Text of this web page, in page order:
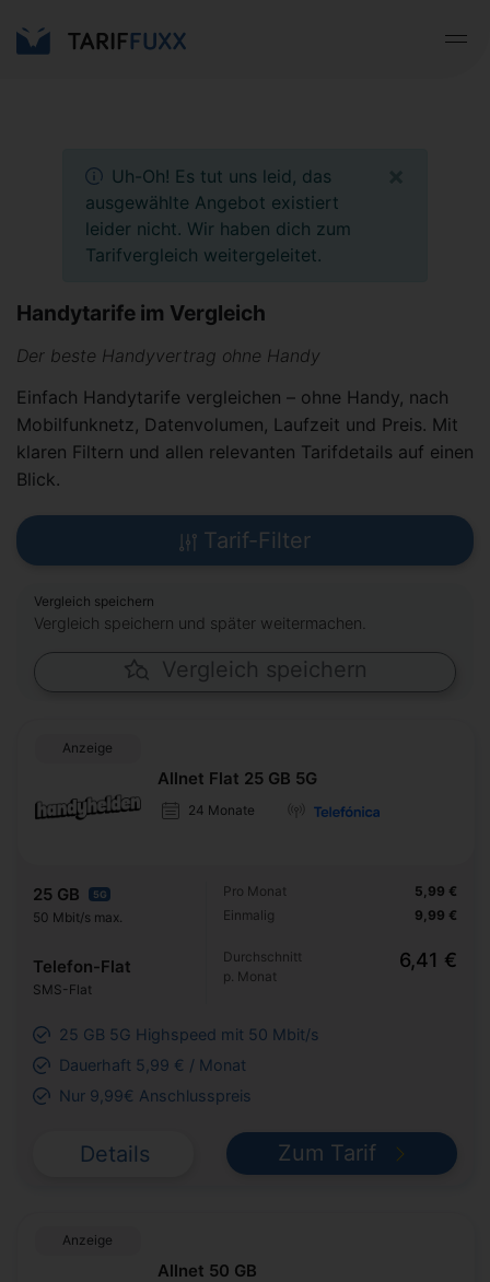
Uh-Oh! Es tut uns leid, das
ausgewählte Angebot existiert
leider nicht. Wir haben dich zum
Tarifvergleich weitergeleitet.
Handytarife im Vergleich
Der beste Handyvertrag ohne Handy
Einfach Handytarife vergleichen – ohne Handy, nach
Mobilfunknetz, Datenvolumen, Laufzeit und Preis. Mit
klaren Filtern und allen relevanten Tarifdetails auf einen
Blick.
Tarif-Filter
Vergleich speichern
Vergleich speichern und später weitermachen.
Vergleich speichern
Anzeige
Allnet Flat 25 GB 5G
24 Monate
25 GB 5G
50 Mbit/s max.
Telefon-Flat
SMS-Flat
Pro Monat
Einmalig
5,99 €
9,99 €
Durchschnitt
p. Monat
6,41 €
25 GB 5G Highspeed mit 50 Mbit/s
Dauerhaft 5,99 € / Monat
Nur 9,99€ Anschlusspreis
Details Zum Tarif
Anzeige
Allnet 50 GB